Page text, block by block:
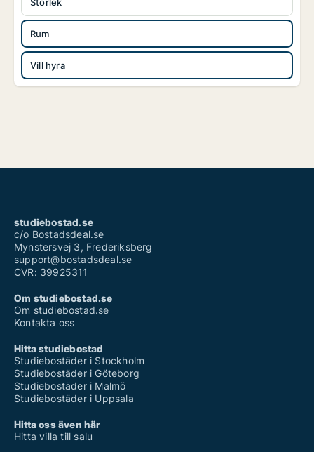
Rum
Vill hyra
studiebostad.se
c/o Bostadsdeal.se
Mynstersvej 3, Frederiksberg
support@bostadsdeal.se
CVR: 39925311
Om studiebostad.se
Om studiebostad.se
Kontakta oss
Hitta studiebostad
Studiebostäder i Stockholm
Studiebostäder i Göteborg
Studiebostäder i Malmö
Studiebostäder i Uppsala
Hitta oss även här
Hitta villa till salu